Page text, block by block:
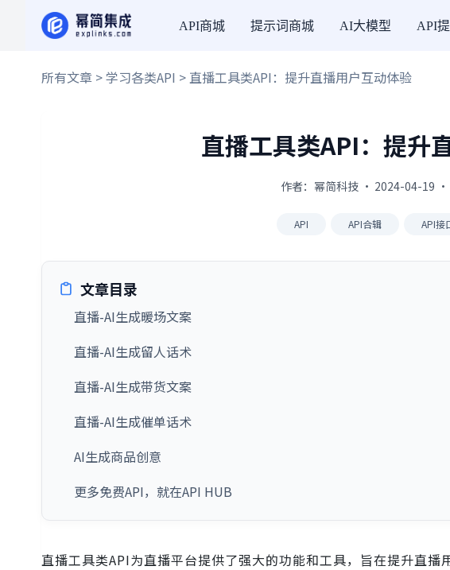
API商城 提示词商城 AI大模型 API
所有文章 >学习各类API > 直播工具类API：提升直播用户互动体验
直播工具类API：提升
作者：幂简科技 · 2024-04-19 ·
API API合辑 API接
文章目录
直播-AI生成暖场文案
直播-AI生成留人话术
直播-AI生成带货文案
直播-AI生成催单话术
AI生成商品创意
更多免费API，就在API HUB
直播工具类API为直播平台提供了强大的功能和工具，旨在提升直